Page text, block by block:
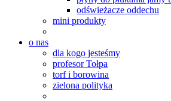
odświeżacze oddechu
mini produkty
o nas
dla kogo jesteśmy
profesor Tołpa
torf i borowina
zielona polityka